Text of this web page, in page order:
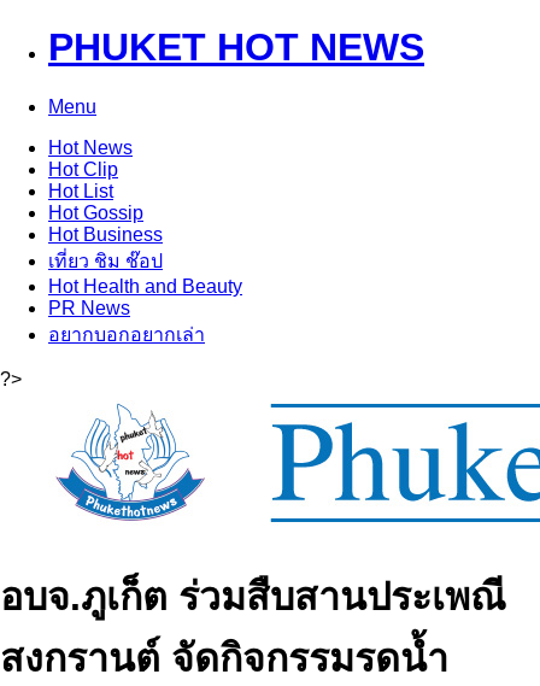
PHUKET HOT NEWS
Menu
HotNews
HotClip
HotList
HotGossip
HotBusiness
เที่ยว ชิม ช๊อป
HotHealth and Beauty
PR News
อยากบอกอยากเล่า
?>
อบจ.ภูเก็ต ร่วมสืบสานประเพณี
สงกรานต์ จัดกิจกรรมรดน้ำ